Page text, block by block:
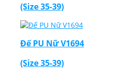
(Size 35-39)
Đế PU Nữ V1694
(Size 35-39)